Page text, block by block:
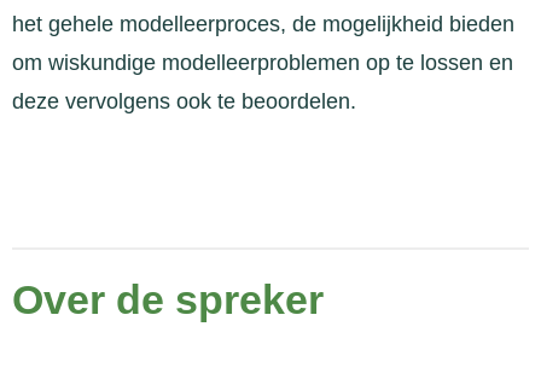
het gehele modelleerproces, de mogelijkheid bieden
om wiskundige modelleerproblemen op te lossen en
deze vervolgens ook te beoordelen.
Over de spreker